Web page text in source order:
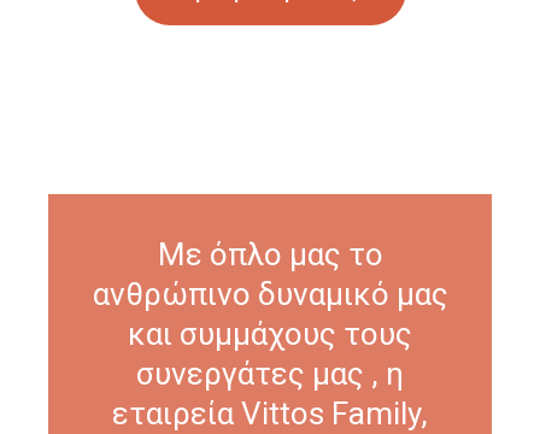
Με όπλο μας το
ανθρώπινο δυναμικό μας
και συμμάχους τους
συνεργάτες μας , η
εταιρεία Vittos Family,